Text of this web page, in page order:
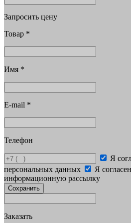
Запросить цену
Товар *
Имя *
E-mail *
Телефон
Я
персональных данных
Я
информационную рассылку
Сохранить
Заказать